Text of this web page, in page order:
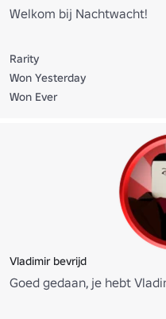
Welkom bij Nachtwacht!
Rarity
Won Yesterday
Won Ever
Vladimir bevrijd
Goed gedaan, je hebt